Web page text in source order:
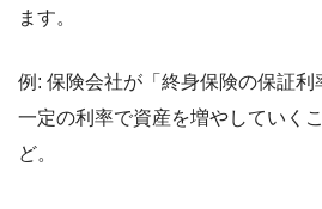
ます。
例: 保険会社が「終身保険の保証利
一定の利率で資産を増やしていく
ど。